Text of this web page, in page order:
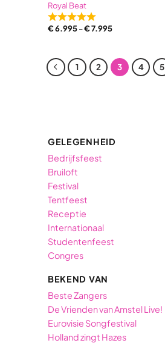
Royal Beat
Rated
5,0
of
5
€6.995–€7.995
1 2 3 4 5
GELEGENHEID
Bedrijfsfeest
Bruiloft
Festival
Tentfeest
Receptie
Internationaal
Studentenfeest
Congres
BEKEND VAN
Beste Zangers
De Vrienden van Amstel Live!
Eurovisie Songfestival
Holland zingt Hazes